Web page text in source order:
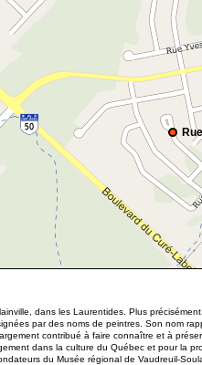
dans les Laurentides. Plus
par des noms de peintres. Son nom
contribué à faire connaître et à
dans la culture du Québec et pour la
du Musée régional de Vaudreuil-